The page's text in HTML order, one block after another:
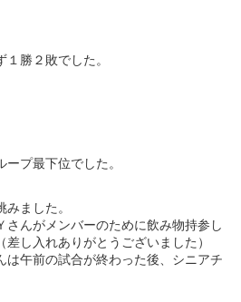
勝２敗でした。
プ最下位でした。
ました。
さんがメンバーのために飲み物持参し
し入れありがとうございました）
は午前の試合が終わった後、シニアチ